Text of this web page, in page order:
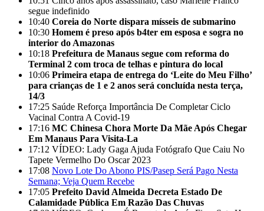
segue indefinido
10:40 Coreia do Norte dispara mísseis de submarino
10:30 Homem é preso após b4ter em esposa e sogra no
interior do Amazonas
10:18 Prefeitura de Manaus segue com reforma do
Terminal 2 com troca de telhas e pintura do local
10:06 Primeira etapa de entrega do ‘Leite do Meu Filho’
para crianças de 1 e 2 anos será concluída nesta terça,
14/3
17:25 Saúde Reforça Importância De Completar Ciclo
Vacinal Contra A Covid-19
17:16 MC Chinesa Chora Morte Da Mãe Após Chegar
Em Manaus Para Visita-La
17:12 VÍDEO: Lady Gaga Ajuda Fotógrafo Que Caiu No
Tapete Vermelho Do Oscar 2023
17:08 Novo Lote Do Abono PIS/Pasep Será Pago Nesta
Semana; Veja Quem Recebe
17:05 Prefeito David Almeida Decreta Estado De
Calamidade Pública Em Razão Das Chuvas